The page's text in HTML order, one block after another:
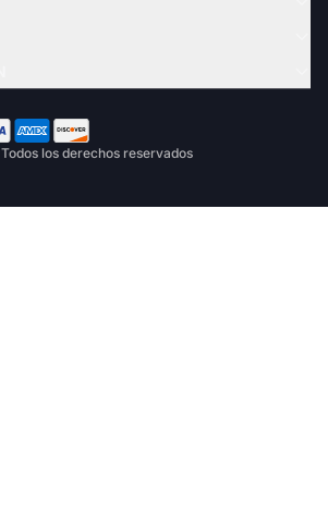
los derechos reservados